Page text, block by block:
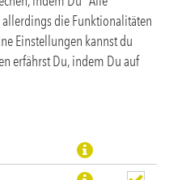
die Funktionalitäten
Einstellungen kannst du
erfährst Du, indem Du auf